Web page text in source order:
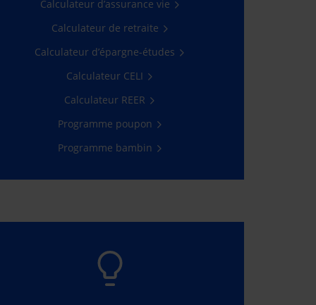
de 2 à 5 ans avec, en prime, un
joli cadeau!
En savoir plus
Calculateur d’assurance vie
Calculateur de retraite
Calculateur d’épargne-études
Calculateur CELI
Calculateur REER
Programme poupon
Programme bambin